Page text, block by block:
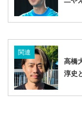
関連
高橋
淳史